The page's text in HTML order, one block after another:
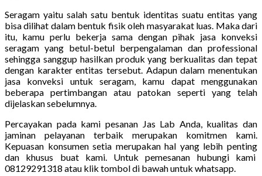
Seragam yaitu salah satu bentuk identitas suatu entitas yang
bisa dilihat dalam bentuk fisik oleh masyarakat luas. Maka dari
itu, kamu perlu bekerja sama dengan pihak jasa konveksi
seragam yang betul-betul berpengalaman dan professional
sehingga sanggup hasilkan produk yang berkualitas dan tepat
dengan karakter entitas tersebut. Adapun dalam menentukan
jasa konveksi untuk seragam, kamu dapat menggunakan
beberapa pertimbangan atau patokan seperti yang telah
dijelaskan sebelumnya.
Percayakan pada kami pesanan Jas Lab Anda, kualitas dan
jaminan pelayanan terbaik merupakan komitmen kami.
Kepuasan konsumen setia merupakan hal yang lebih penting
dan khusus buat kami. Untuk pemesanan hubungi kami
08129291318 atau klik tombol di bawah untuk whatsapp.